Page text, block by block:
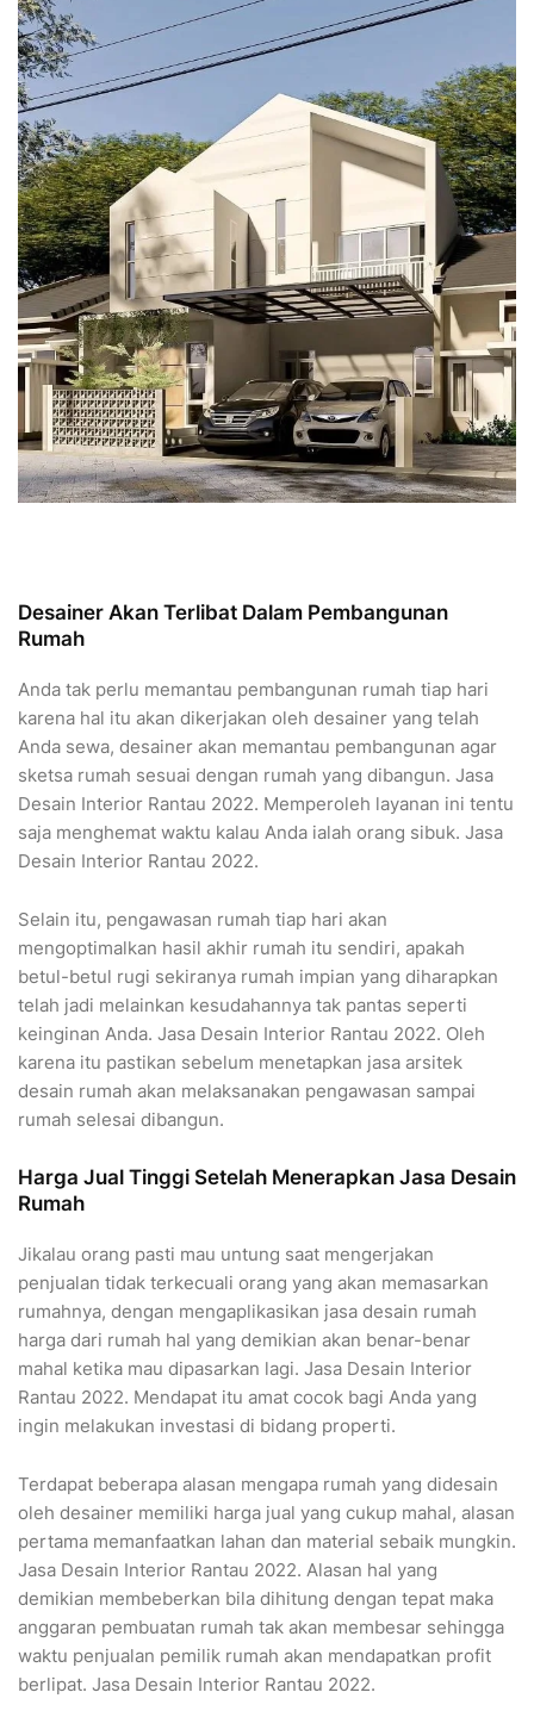
Desainer Akan Terlibat Dalam Pembangunan
Rumah
Anda tak perlu memantau pembangunan rumah tiap hari
karena hal itu akan dikerjakan oleh desainer yang telah
Anda sewa, desainer akan memantau pembangunan agar
sketsa rumah sesuai dengan rumah yang dibangun. Jasa
Desain Interior Rantau 2022. Memperoleh layanan ini tentu
saja menghemat waktu kalau Anda ialah orang sibuk. Jasa
Desain Interior Rantau 2022.
Selain itu, pengawasan rumah tiap hari akan
mengoptimalkan hasil akhir rumah itu sendiri, apakah
betul-betul rugi sekiranya rumah impian yang diharapkan
telah jadi melainkan kesudahannya tak pantas seperti
keinginan Anda. Jasa Desain Interior Rantau 2022. Oleh
karena itu pastikan sebelum menetapkan jasa arsitek
desain rumah akan melaksanakan pengawasan sampai
rumah selesai dibangun.
Harga Jual Tinggi Setelah Menerapkan Jasa Desain
Rumah
Jikalau orang pasti mau untung saat mengerjakan
penjualan tidak terkecuali orang yang akan memasarkan
rumahnya, dengan mengaplikasikan jasa desain rumah
harga dari rumah hal yang demikian akan benar-benar
mahal ketika mau dipasarkan lagi. Jasa Desain Interior
Rantau 2022. Mendapat itu amat cocok bagi Anda yang
ingin melakukan investasi di bidang properti.
Terdapat beberapa alasan mengapa rumah yang didesain
oleh desainer memiliki harga jual yang cukup mahal, alasan
pertama memanfaatkan lahan dan material sebaik mungkin.
Jasa Desain Interior Rantau 2022. Alasan hal yang
demikian membeberkan bila dihitung dengan tepat maka
anggaran pembuatan rumah tak akan membesar sehingga
waktu penjualan pemilik rumah akan mendapatkan profit
berlipat. Jasa Desain Interior Rantau 2022.